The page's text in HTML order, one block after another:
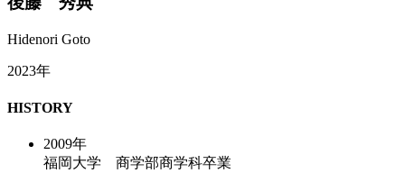
Hidenori Goto
2023年
HISTORY
2009年
福岡大学 商学部商学科卒業